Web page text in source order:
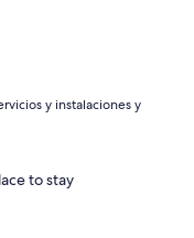
y instalaciones y
to stay